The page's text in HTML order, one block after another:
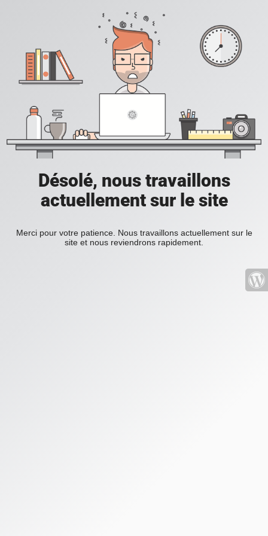
Désolé, nous travaillons
actuellement sur le site
Merci pour votre patience. Nous travaillons actuellement sur le
site et nous reviendrons rapidement.